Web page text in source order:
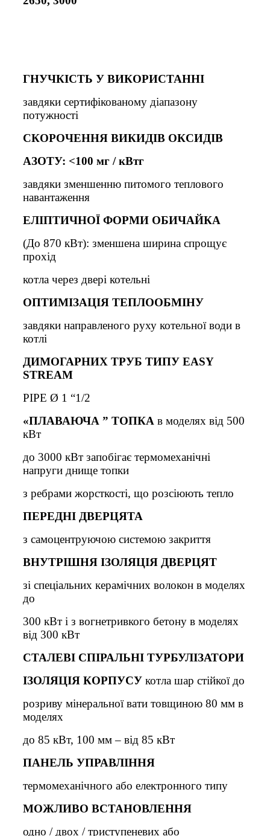
ГНУЧКІСТЬ У ВИКОРИСТАННІ
завдяки сертифікованому діапазону
потужності
СКОРОЧЕННЯ ВИКИДІВ ОКСИДІВ
АЗОТУ: <100 мг / кВтг
завдяки зменшенню питомого теплового
навантаження
ЕЛІПТИЧНОЇ ФОРМИ ОБИЧАЙКА
(До 870 кВт): зменшена ширина спрощує
прохід
котла через двері котельні
ОПТИМІЗАЦІЯ ТЕПЛООБМІНУ
завдяки направленого руху котельної води в
котлі
ДИМОГАРНИХ ТРУБ ТИПУ EASY
STREAM
PIPE Ø 1 “1/2
«ПЛАВАЮЧА ” ТОПКА в моделях від 500
кВт
до 3000 кВт запобігає термомеханічні
напруги днище топки
з ребрами жорсткості, що розсіюють тепло
ПЕРЕДНІ ДВЕРЦЯТА
з самоцентруючою системою закриття
ВНУТРІШНЯ ІЗОЛЯЦІЯ ДВЕРЦЯТ
зі спеціальних керамічних волокон в моделях
до
300 кВт і з вогнетривкого бетону в моделях
від 300 кВт
СТАЛЕВІ СПІРАЛЬНІ ТУРБУЛІЗАТОРИ
ІЗОЛЯЦІЯ КОРПУСУ котла шар стійкої до
розриву мінеральної вати товщиною 80 мм в
моделях
до 85 кВт, 100 мм – від 85 кВт
ПАНЕЛЬ УПРАВЛІННЯ
термомеханічного або електронного типу
МОЖЛИВО ВСТАНОВЛЕННЯ
одно / двох / триступеневих або